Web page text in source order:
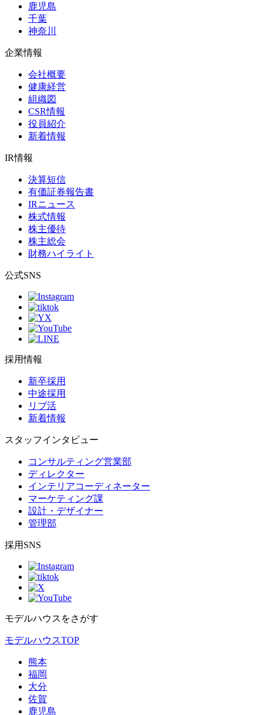
鹿児島
千葉
神奈川
企業情報
会社概要
健康経営
組織図
CSR情報
役員紹介
新着情報
IR情報
決算短信
有価証券報告書
IRニュース
株式情報
株主優待
株主総会
財務ハイライト
公式SNS
採用情報
新卒採用
中途採用
リブ活
新着情報
スタッフインタビュー
コンサルティング営業部
ディレクター
インテリアコーディネーター
マーケティング課
設計・デザイナー
管理部
採用SNS
モデルハウスをさがす
モデルハウスTOP
熊本
福岡
大分
佐賀
鹿児島